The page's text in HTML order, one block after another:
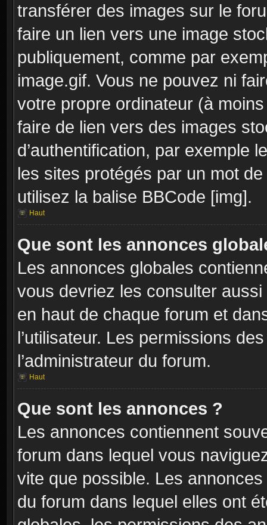
transférer des images sur le
faire un lien vers une image
publiquement, comme par
image.gif. Vous ne pouvez ni
votre propre ordinateur (à
faire de lien vers des images
d’authentification, par exemple
les sites protégés par un mot
utilisez la balise BBCode [img].
Haut
Que sont les annonces
Les annonces globales
vous devriez les consulter
en haut de chaque forum et
l’utilisateur. Les permissions
l’administrateur du forum.
Haut
Que sont les annonces ?
Les annonces contiennent
forum dans lequel vous
vite que possible. Les
du forum dans lequel elles ont